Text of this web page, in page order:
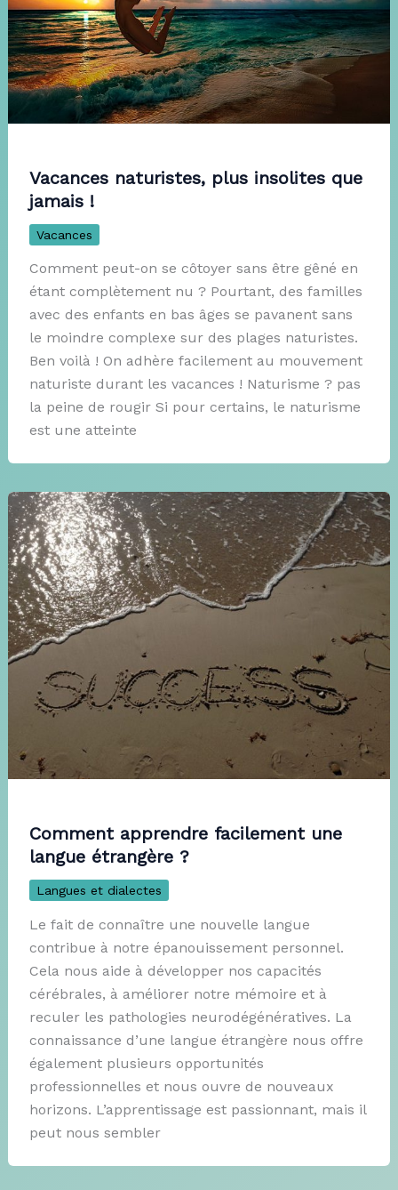
Vacances naturistes, plus insolites que
jamais !
Vacances
Comment peut-on se côtoyer sans être gêné en
étant complètement nu ? Pourtant, des familles
avec des enfants en bas âges se pavanent sans
le moindre complexe sur des plages naturistes.
Ben voilà ! On adhère facilement au mouvement
naturiste durant les vacances ! Naturisme ? pas
la peine de rougir Si pour certains, le naturisme
est une atteinte
Comment apprendre facilement une
langue étrangère ?
Langues et dialectes
Le fait de connaître une nouvelle langue
contribue à notre épanouissement personnel.
Cela nous aide à développer nos capacités
cérébrales, à améliorer notre mémoire et à
reculer les pathologies neurodégénératives. La
connaissance d’une langue étrangère nous offre
également plusieurs opportunités
professionnelles et nous ouvre de nouveaux
horizons. L’apprentissage est passionnant, mais il
peut nous sembler